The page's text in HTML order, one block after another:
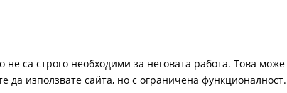
са строго необходими за неговата работа. Това
да използвате сайта, но с ограничена функционалност.